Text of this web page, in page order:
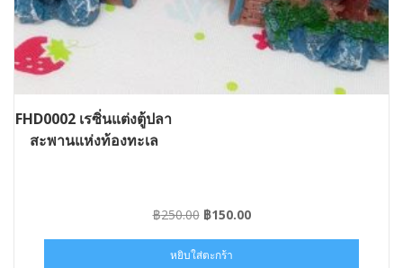
FHD0002 เรซิ่นแต่งตู้ปลา
สะพานแห่งท้องทะเล
฿250.00 Original
was:
฿150.00Current
หยิบใส่ตะกร้า